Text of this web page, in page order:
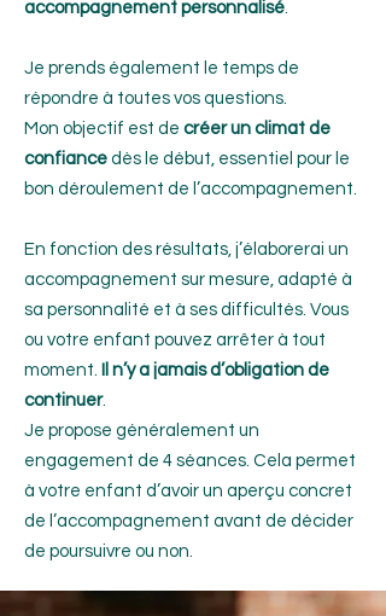
accompagnement personnalisé.
Je prends également le temps de
répondre à toutes vos questions.
Mon objectif est de créer un climat de
confiance dès le début, essentiel pour le
bon déroulement de l’accompagnement.
En fonction des résultats, j’élaborerai un
accompagnement sur mesure, adapté à
sa personnalité et à ses difficultés. Vous
ou votre enfant pouvez arrêter à tout
moment.
Il n’y a jamais d’obligation de
continuer.
Je propose généralement un
engagement de 4 séances. Cela permet
à votre enfant d’avoir un aperçu concret
de l’accompagnement avant de décider
de poursuivre ou non.